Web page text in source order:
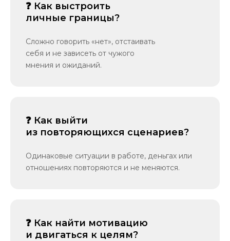
❓ Как выстроить
личные границы?
Сложно говорить «нет», отстаивать
себя и не зависеть от чужого
мнения и ожиданий.
❓ Как выйти
из повторяющихся сценариев?
Одинаковые ситуации в работе, деньгах или
отношениях повторяются и не меняются.
❓ Как найти мотивацию
и двигаться к целям?